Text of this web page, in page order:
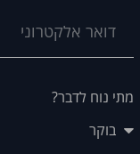
מתי נוח לדבר?